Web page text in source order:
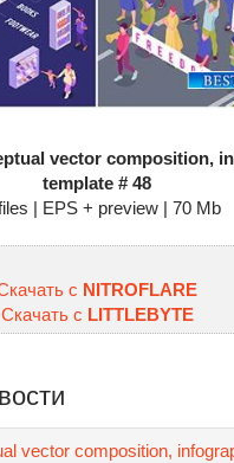
vector composition,
template # 48
| EPS + preview | 70 Mb
с NITROFLARE
Скачать с LITTLEBYTE
vector composition,